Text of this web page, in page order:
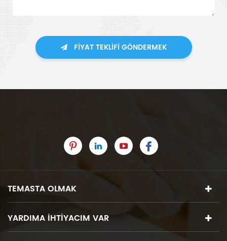
FIYAT TEKLIFI GÖNDERMEK
TEMASTA OLMAK
YARDIMA IHTIYACIM VAR